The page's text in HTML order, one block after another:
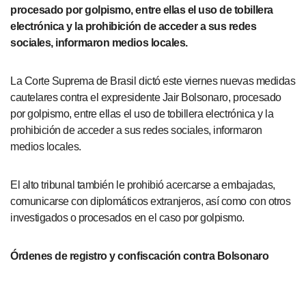
procesado por golpismo, entre ellas el uso de tobillera
electrónica y la prohibición de acceder a sus redes
sociales, informaron medios locales.
La Corte Suprema de Brasil dictó este viernes nuevas medidas
cautelares contra el expresidente Jair Bolsonaro, procesado
por golpismo, entre ellas el uso de tobillera electrónica y la
prohibición de acceder a sus redes sociales, informaron
medios locales.
El alto tribunal también le prohibió acercarse a embajadas,
comunicarse con diplomáticos extranjeros, así como con otros
investigados o procesados en el caso por golpismo.
Órdenes de registro y confiscación contra Bolsonaro